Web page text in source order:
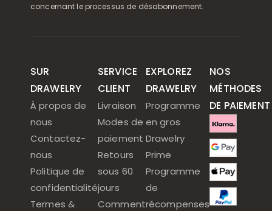
concernant le processus de désabonnement.
SUR
DRAWELRY
À propos de
nous
Contactez-
nous
Politique de
confidentialité
Termes &
SERVICE
CLIENT
Livraison
Modes de
paiement
Retours
sous 60
jours
Comment
EXPLOREZ
DRAWELRY
Programme
en gros
Drawelry
Prime
Programme
de
récompenses
NOS
MÉTHODES
DE PAIEMENT